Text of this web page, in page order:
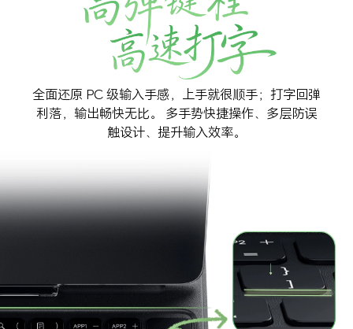
全面还原 PC 级输入手感，上手就很顺手；打字回弹
利落，输出畅快无比。
多手势快捷操作、多层防误
触设计、提升输入效率。